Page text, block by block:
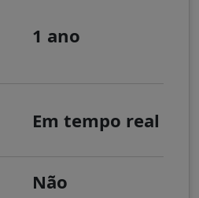
1 ano
Em tempo real
Não